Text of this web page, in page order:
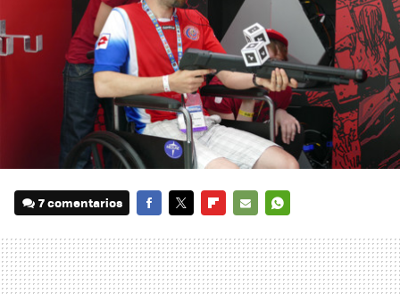
7 comentarios
MAIL